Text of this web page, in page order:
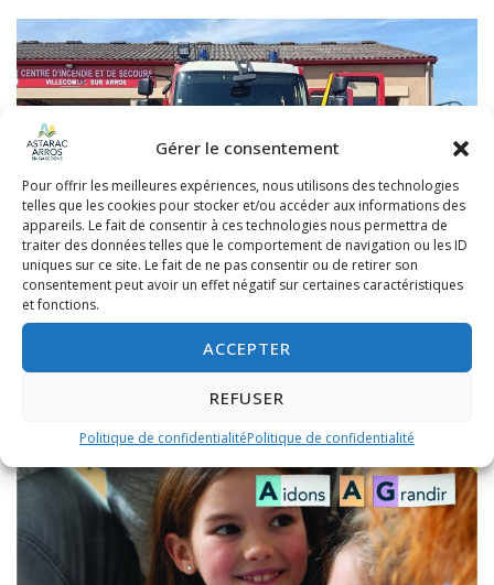
Gérer le consentement
Pour offrir les meilleures expériences, nous utilisons des technologies
telles que les cookies pour stocker et/ou accéder aux informations des
appareils. Le fait de consentir à ces technologies nous permettra de
traiter des données telles que le comportement de navigation ou les ID
uniques sur ce site. Le fait de ne pas consentir ou de retirer son
consentement peut avoir un effet négatif sur certaines caractéristiques
et fonctions.
ACCEPTER
REFUSER
Politique de confidentialitéPolitique de confidentialité
VISITE DE LA CASERNE LES POMPIERS